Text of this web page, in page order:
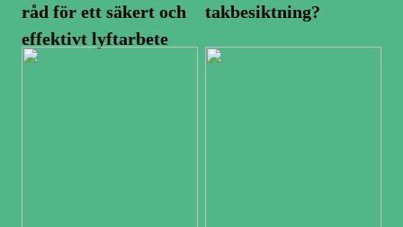
råd för ett säkert och
effektivt lyftarbete
takbesiktning?